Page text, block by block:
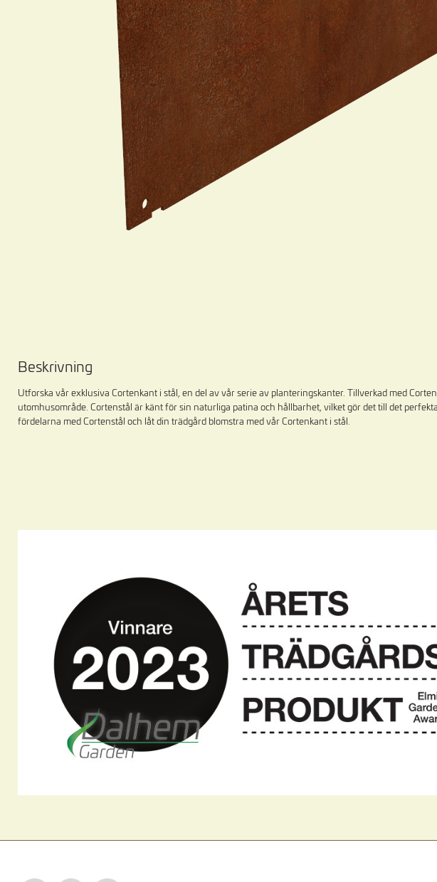
Beskrivning
Utforska vår exklusiva Cortenkant i stål, en del av vår serie av planteringskanter. Tillverkad med
utomhusområde. Cortenstål är känt för sin naturliga patina och hållbarhet, vilket gör det till det
fördelarna med Cortenstål och låt din trädgård blomstra med vår Cortenkant i stål.